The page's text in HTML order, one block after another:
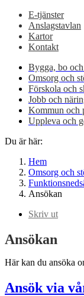
E-tjänster
Anslagstavlan
Kartor
Kontakt
Bygga, bo
Omsorg och
Förskola och
Jobb och
Kommun och
Uppleva och
Du är här:
Hem
Omsorg och
Ansökan
Skriv ut
Ansökan
Här kan du ansöka
Ansök via